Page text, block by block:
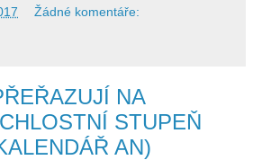
Žádné komentáře:
NA
STUPEŇ
AN)